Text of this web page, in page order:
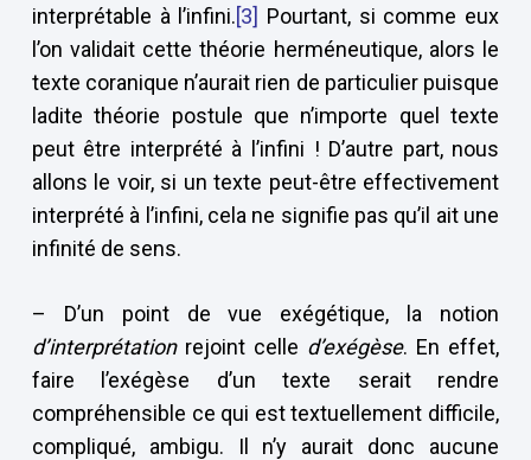
interprétable à l’infini.[3] Pourtant, si comme eux
l’on validait cette théorie herméneutique, alors le
texte coranique n’aurait rien de particulier puisque
ladite théorie postule que n’importe quel texte
peut être interprété à l’infini ! D’autre part, nous
allons le voir, si un texte peut-être effectivement
interprété à l’infini, cela ne signifie pas qu’il ait une
infinité de sens.
– D’un point de vue exégétique, la notion
d’interprétationrejoint celle d’exégèse. En effet,
faire l’exégèse d’un texte serait rendre
compréhensible ce qui est textuellement difficile,
compliqué, ambigu. Il n’y aurait donc aucune